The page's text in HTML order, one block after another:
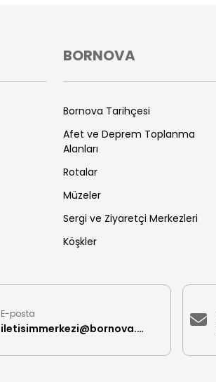
BORNOVA
Bornova Tarihçesi
Afet ve Deprem Toplanma
Alanları
Rotalar
Müzeler
Sergi ve Ziyaretçi Merkezleri
Köşkler
E-posta
iletisimmerkezi@bornova.bel.tr